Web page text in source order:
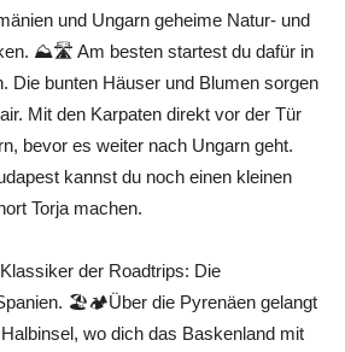
und Ungarn geheime Natur- und
⛰🛣 Am besten startest du dafür in
Die bunten Häuser und Blumen sorgen
Mit den Karpaten direkt vor der Tür
bevor es weiter nach Ungarn geht.
kannst du noch einen kleinen
Torja machen.
der Roadtrips: Die
🏖🏕Über die Pyrenäen gelangt
wo dich das Baskenland mit